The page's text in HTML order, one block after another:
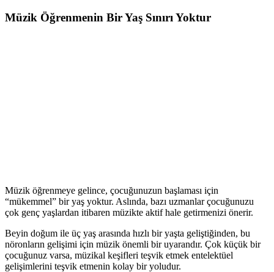
Müzik Öğrenmenin Bir Yaş Sınırı Yoktur
Müzik öğrenmeye gelince, çocuğunuzun başlaması için
“mükemmel” bir yaş yoktur. Aslında, bazı uzmanlar çocuğunuzu
çok genç yaşlardan itibaren müzikte aktif hale getirmenizi önerir.
Beyin doğum ile üç yaş arasında hızlı bir yaşta geliştiğinden, bu
nöronların gelişimi için müzik önemli bir uyarandır. Çok küçük bir
çocuğunuz varsa, müzikal keşifleri teşvik etmek entelektüel
gelişimlerini teşvik etmenin kolay bir yoludur.